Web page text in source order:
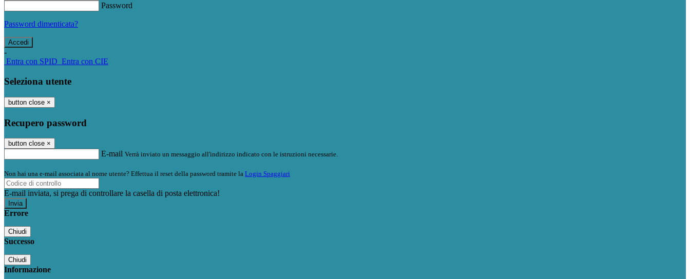
Password
Password dimenticata?
-
Entra con SPID Entra con CIE
Seleziona utente
button close ×
Recupero password
button close ×
E-mail Verrà inviato un messaggio all'indirizzo indicato con le istruzioni necessarie.
Non hai una e-mail associata al nome utente? Effettua il reset della password tramite la Login Spaggiari
E-mail inviata, si prega di controllare la casella di posta elettronica!
Errore
Chiudi
Successo
Chiudi
Informazione